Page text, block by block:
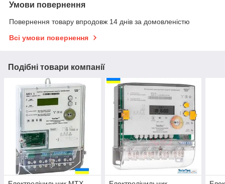
Умови повернення
Повернення товару впродовж 14 днів за домовленістю
Всі умови повернення
Подібні товари компанії